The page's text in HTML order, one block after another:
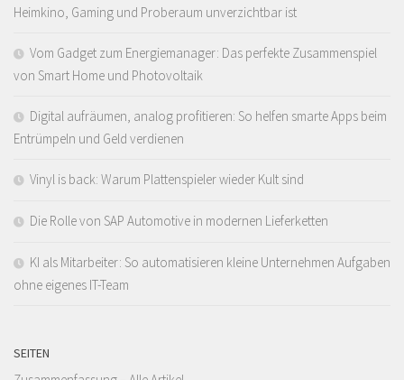
Heimkino, Gaming und Proberaum unverzichtbar ist
Vom Gadget zum Energiemanager: Das perfekte Zusammenspiel
von Smart Home und Photovoltaik
Digital aufräumen, analog profitieren: So helfen smarte Apps beim
Entrümpeln und Geld verdienen
Vinyl is back: Warum Plattenspieler wieder Kult sind
Die Rolle von SAP Automotive in modernen Lieferketten
KI als Mitarbeiter: So automatisieren kleine Unternehmen Aufgaben
ohne eigenes IT-Team
SEITEN